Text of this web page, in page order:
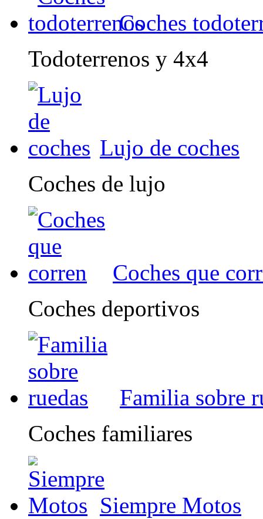
Coches
Todoterrenos y 4x4
Lujo de coches
Coches de lujo
Coches que
Coches deportivos
Familia sobre
Coches familiares
Siempre Motos